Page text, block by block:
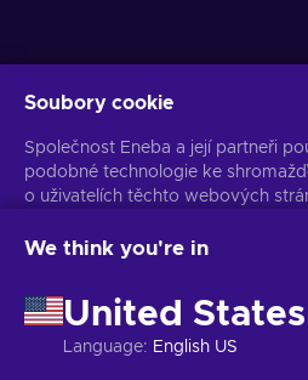
Získejte personalizované nabídky
Z odběru se můžete kdykoli odhlásit.
Soubory cookie
Společnost Eneba a její partneři
podobné technologie ke
o uživatelích těchto webových
stránkách. Vaše osobní údaje
Kliknutím na tlačítko „Přijmout vše“
těchto technologií společností
souhlas můžete upravit kliknutím
We think you're in
United
Language: English US